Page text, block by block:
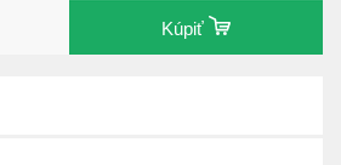
Kúpiť